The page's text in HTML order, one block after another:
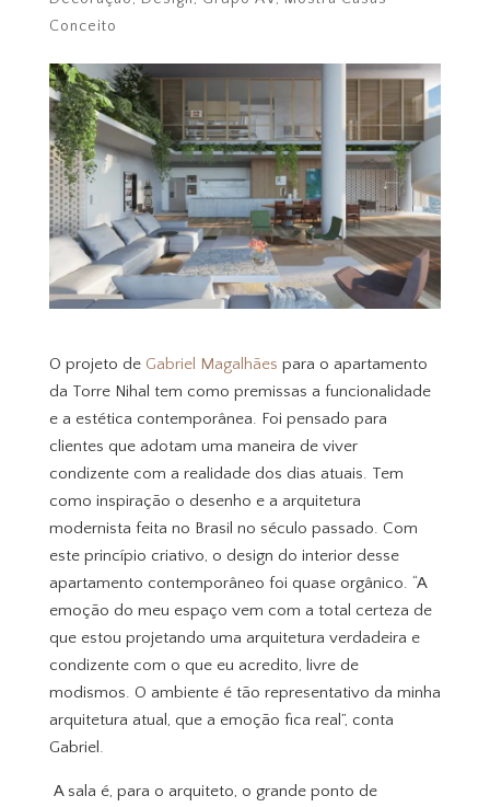
Conceito
O projeto deGabriel Magalhães para o apartamento
da Torre Nihal tem como premissas a funcionalidade
e a estética contemporânea. Foi pensado para
clientes que adotam uma maneira de viver
condizente com a realidade dos dias atuais. Tem
como inspiração o desenho e a arquitetura
modernista feita no Brasil no século passado. Com
este princípio criativo, o design do interior desse
apartamento contemporâneo foi quase orgânico. “A
emoção do meu espaço vem com a total certeza de
que estou projetando uma arquitetura verdadeira e
condizente com o que eu acredito, livre de
modismos. O ambiente é tão representativo da minha
arquitetura atual, que a emoção fica real”, conta
Gabriel.
A sala é, para o arquiteto, o grande ponto de